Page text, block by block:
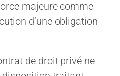
majeure comme
d’une obligation
de droit privé ne